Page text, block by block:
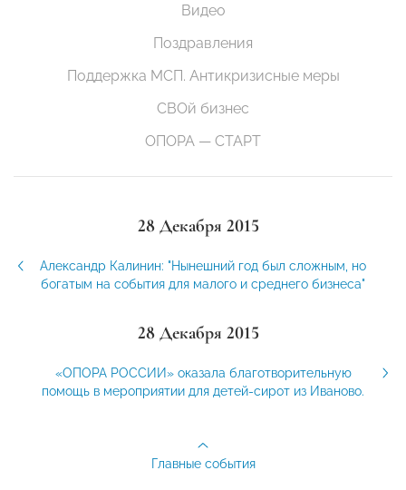
Видео
Поздравления
Поддержка МСП. Антикризисные меры
СВОй бизнес
ОПОРА — СТАРТ
28 Декабря 2015
Александр Калинин: "Нынешний год был сложным, но
богатым на события для малого и среднего бизнеса"
28 Декабря 2015
«ОПОРА РОССИИ» оказала благотворительную
помощь в мероприятии для детей-сирот из Иваново.
Главные события